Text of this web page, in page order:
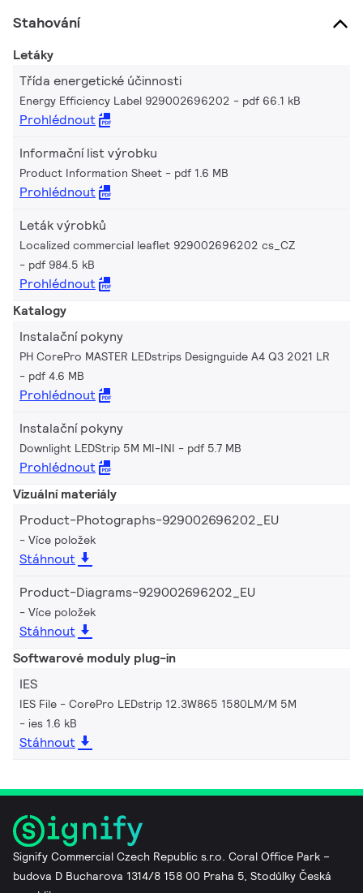
Stahování
Letáky
Třída energetické účinnosti
Energy Efficiency Label 929002696202 pdf 66.1 kB
Prohlédnout
Informační list výrobku
Product Information Sheet pdf 1.6 MB
Prohlédnout
Leták výrobků
Localized commercial leaflet 929002696202 cs_CZ
pdf 984.5 kB
Prohlédnout
Katalogy
Instalační pokyny
PH CorePro MASTER LEDstrips Designguide A4 Q3 2021 LR
pdf 4.6 MB
Prohlédnout
Instalační pokyny
Downlight LEDStrip 5M MI-INI pdf 5.7 MB
Prohlédnout
Vizuální materiály
Product-Photographs-929002696202_EU
Více položek
Stáhnout
Product-Diagrams-929002696202_EU
Více položek
Stáhnout
Softwarové moduly plug-in
IES
IES File - CorePro LEDstrip 12.3W865 1580LM/M 5M
ies 1.6 kB
Stáhnout
Signify Commercial Czech Republic s.r.o. Coral Office Park –
budova D Bucharova 1314/8 158 00 Praha 5, Stodůlky Česká